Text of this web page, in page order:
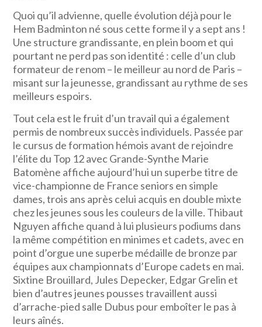
Quoi qu’il advienne, quelle évolution déjà pour le
Hem Badminton né sous cette forme il y a sept ans !
Une structure grandissante, en plein boom et qui
pourtant ne perd pas son identité : celle d’un club
formateur de renom – le meilleur au nord de Paris –
misant sur la jeunesse, grandissant au rythme de ses
meilleurs espoirs.
Tout cela est le fruit d’un travail qui a également
permis de nombreux succès individuels. Passée par
le cursus de formation hémois avant de rejoindre
l’élite du Top 12 avec Grande-Synthe Marie
Batomène affiche aujourd’hui un superbe titre de
vice-championne de France seniors en simple
dames, trois ans après celui acquis en double mixte
chez les jeunes sous les couleurs de la ville. Thibaut
Nguyen affiche quand à lui plusieurs podiums dans
la même compétition en minimes et cadets, avec en
point d’orgue une superbe médaille de bronze par
équipes aux championnats d’Europe cadets en mai.
Sixtine Brouillard, Jules Depecker, Edgar Grelin et
bien d’autres jeunes pousses travaillent aussi
d’arrache-pied salle Dubus pour emboîter le pas à
leurs aînés.